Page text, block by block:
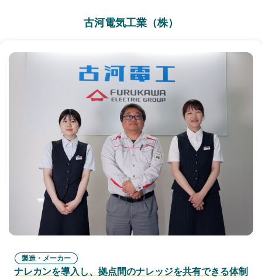
古河電気工業（株）
製造・メーカー
ナレカンを導入し、拠点間のナレッジを共有できる体制